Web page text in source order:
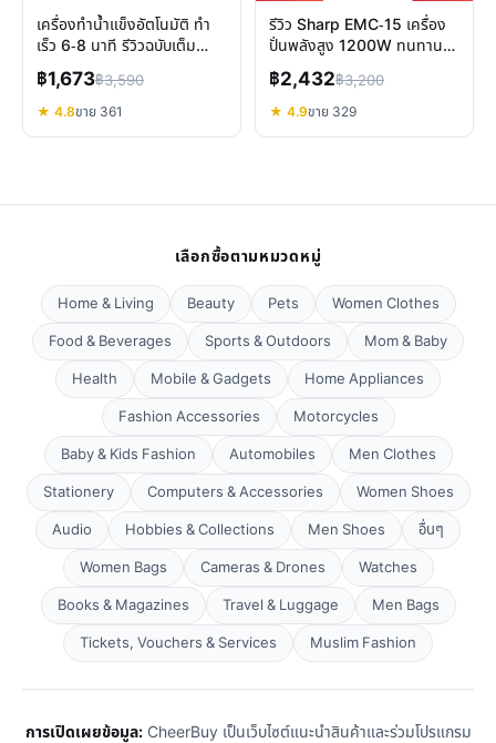
เครื่องทำน้ำแข็งอัตโนมัติ ทำ
เร็ว 6-8 นาที รีวิวฉบับเต็ม
เลือกง่าย
฿1,673฿3,590
★ 4.8ขาย 361
รีวิว Sharp EMC-15 เครื่อง
ปั่นพลังสูง 1200W ทนทาน
ปลอดภัย คุ้มค่าจริงไหม
฿2,432฿3,200
★ 4.9ขาย 329
เลือกซื้อตามหมวดหมู่
Home & Living Beauty Pets
Women Clothes
Food & Beverages
Sports & Outdoors
Mom & Baby
Health
Mobile & Gadgets
Home Appliances
Fashion Accessories
Motorcycles
Baby & Kids Fashion
Automobiles
Men Clothes
Stationery
Computers & Accessories
Women Shoes
Audio
Hobbies & Collections Men Shoes
อื่นๆ
Women Bags
Cameras & Drones
Watches
Books & Magazines
Travel & Luggage
Men Bags
Tickets, Vouchers & Services
Muslim Fashion
การเปิดเผยข้อมูล:CheerBuy เป็นเว็บไซต์แนะนำสินค้าและร่วมโปรแกรม